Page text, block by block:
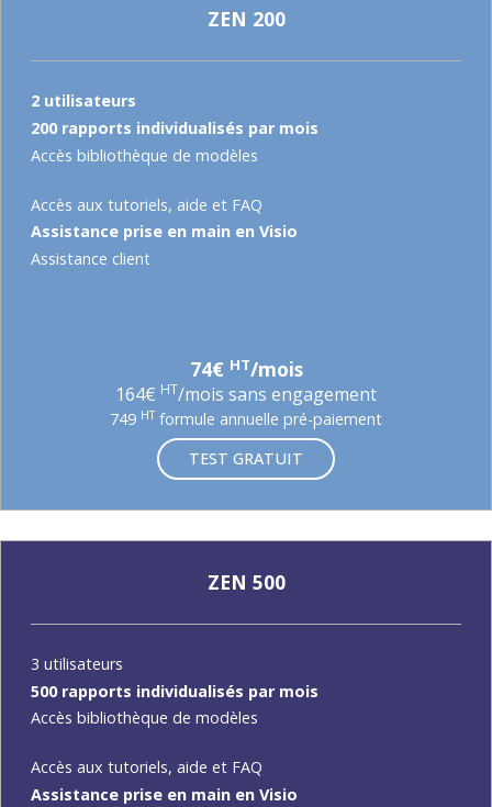
ZEN 200
2 utilisateurs
200 rapports individualisés par mois
Accès bibliothèque de modèles
Accès aux tutoriels, aide et FAQ
Assistance prise en main en Visio
Assistance client
74€ HT/mois
164€ HT/mois sans engagement
749 HTformule annuelle pré-paiement
TEST GRATUIT
ZEN 500
3 utilisateurs
500 rapports individualisés par mois
Accès bibliothèque de modèles
Accès aux tutoriels, aide et FAQ
Assistance prise en main en Visio